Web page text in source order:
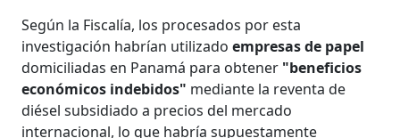
Según la Fiscalía, los procesados por esta
investigación habrían utilizadoempresas de papel
domiciliadas en Panamá para obtener "beneficios
económicos indebidos" mediante la reventa de
diésel subsidiado a precios del mercado
internacional, lo que habría supuestamente